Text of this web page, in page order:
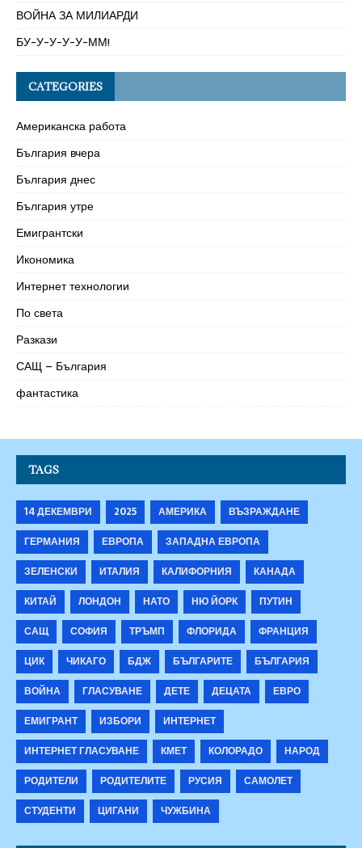
ВОЙНА ЗА МИЛИАРДИ
БУ-У-У-У-У-ММ!
CATEGORIES
Американска работа
България вчера
България днес
България утре
Емигрантски
Икономика
Интернет технологии
По света
Разкази
САЩ – България
фантастика
TAGS
14 ДЕКЕМВРИ 2025 АМЕРИКА
ВЪЗРАЖДАНЕ
ГЕРМАНИЯ
ЕВРОПА
ЗАПАДНА ЕВРОПА
ЗЕЛЕНСКИ
ИТАЛИЯ КАЛИФОРНИЯ
КАНАДА
КИТАЙ
ЛОНДОН НАТО НЮ ЙОРК
ПУТИН
САЩ
СОФИЯ ТРЪМП ФЛОРИДА
ФРАНЦИЯ
ЦИК
ЧИКАГО БДЖ БЪЛГАРИТЕ
БЪЛГАРИЯ
ВОЙНА
ГЛАСУВАНЕ ДЕТЕ ДЕЦАТА
ЕВРО
ЕМИГРАНТ
ИЗБОРИ
ИНТЕРНЕТ
ИНТЕРНЕТ ГЛАСУВАНЕ
КМЕТ КОЛОРАДО
НАРОД
РОДИТЕЛИ
РОДИТЕЛИТЕ РУСИЯ
САМОЛЕТ
СТУДЕНТИ
ЦИГАНИ ЧУЖБИНА